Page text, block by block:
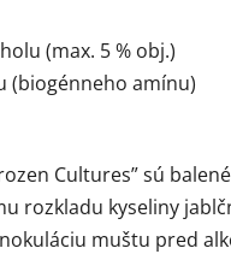
(max. 5 % obj.)
(biogénneho amínu)
Cultures” sú
rozkladu kyseliny
muštu pred